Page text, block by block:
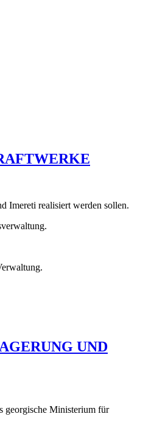
Imereti realisiert werden sollen.
UND
georgische Ministerium für